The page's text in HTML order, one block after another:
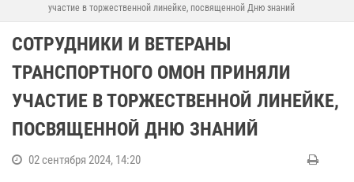
участие в торжественной линейке, посвященной Дню знаний
СОТРУДНИКИ И ВЕТЕРАНЫ
ТРАНСПОРТНОГО ОМОН ПРИНЯЛИ
УЧАСТИЕ В ТОРЖЕСТВЕННОЙ ЛИНЕЙКЕ,
ПОСВЯЩЕННОЙ ДНЮ ЗНАНИЙ
02 сентября 2024, 14:20